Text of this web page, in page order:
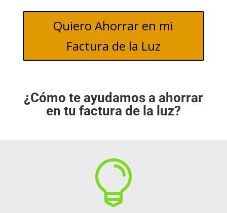
Quiero Ahorrar en mi
Factura de la Luz
¿Cómo te ayudamos a ahorrar
en tu factura de la luz?
